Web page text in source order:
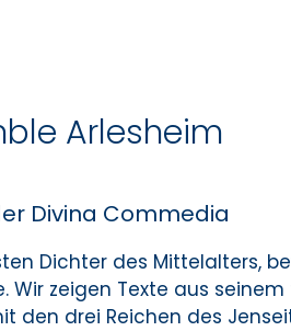
Arlesheim
Divina Commedia
Dichter des Mittelalters,
zeigen Texte aus seinem
den drei Reichen des